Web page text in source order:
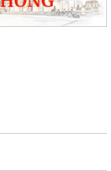
bị các hoạt động